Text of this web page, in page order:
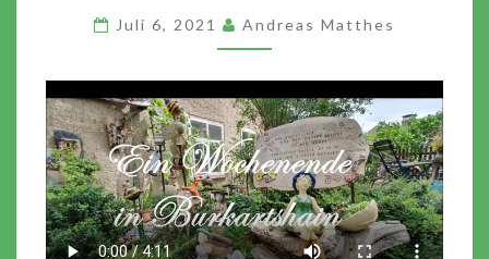
Juli 6, 2021 Andreas Matthes